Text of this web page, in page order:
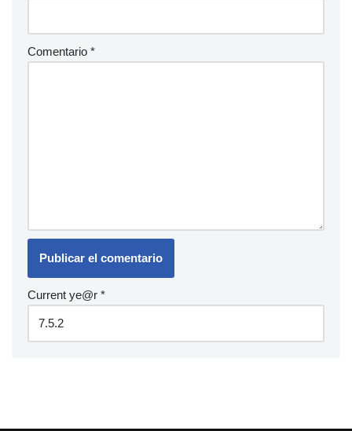
Comentario *
Current ye@r *